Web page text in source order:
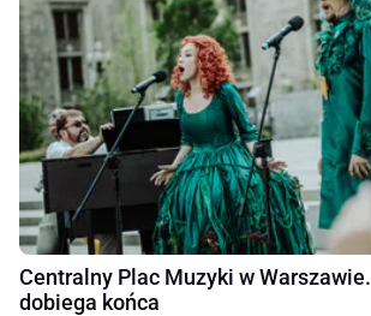
Centralny Plac Muzyki w
dobiega końca